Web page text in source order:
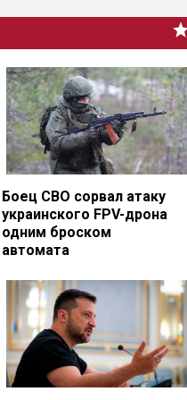
Боец СВО сорвал атаку
украинского FPV-дрона
одним броском
автомата